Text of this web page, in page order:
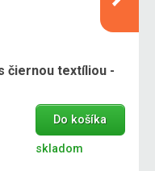
čiernou textíliou -
Do košíka
skladom